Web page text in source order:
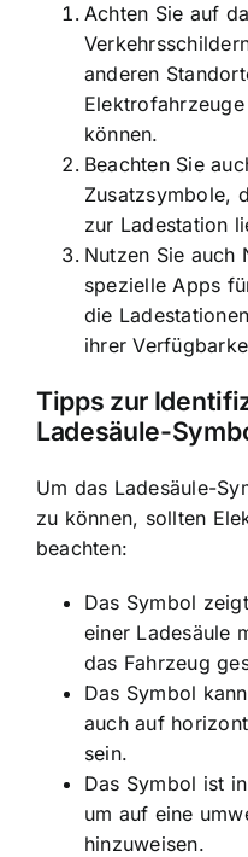
Achten Sie auf
anderen
können.
Beachten Sie
Zusatzsymbole,
zur Ladestation
Nutzen Sie auch
spezielle Apps
die
ihrer
Tipps zur
Ladesäule-
Um das Ladesäule-
zu können, sollten
beachten:
Das Symbol
einer Ladesäule
das Fahrzeug
Das Symbol
auch auf
sein.
Das Symbol ist
um auf eine
hinzuweisen.